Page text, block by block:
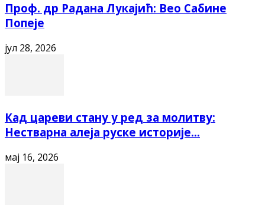
Проф. др Радана Лукајић: Вео Сабине
Попеје
јул 28, 2026
Кад цареви стану у ред за молитву:
Нестварна алеја руске историје...
мај 16, 2026